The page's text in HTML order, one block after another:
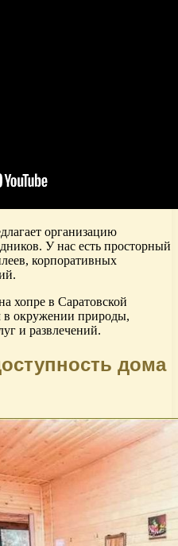
организацию
У нас есть просторный
корпоративных
хопре в Саратовской
в окружении природы,
и развлечений.
дома